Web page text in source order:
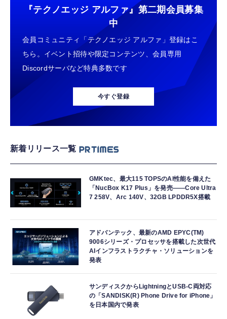
『テクノエッジ アルファ』 第二期会員募集
中
会員コミュニティ「テクノエッジ アルファ」登録はこ
ちら。イベント招待や限定コンテンツ、会員専用
Discordサーバなど特典多数です
今すぐ登録
新着リリース一覧
GMKtec、最大115 TOPSのAI性能を備えた
「NucBox K17 Plus」を発売――Core Ultra
7 258V、Arc 140V、32GB LPDDR5X搭載
アドバンテック、最新のAMD EPYC(TM)
9006シリーズ・プロセッサを搭載した次世代
AIインフラストラクチャ・ソリューションを
発表
サンディスクからLightningとUSB-C両対応
の「SANDISK(R) Phone Drive for iPhone」
を日本国内で発表